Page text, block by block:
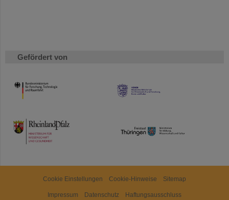
Gefördert von
HMWK
TMWWDG
Cookie Einstellungen Cookie-Hinweise Sitemap
Impressum Datenschutz Haftungsausschluss